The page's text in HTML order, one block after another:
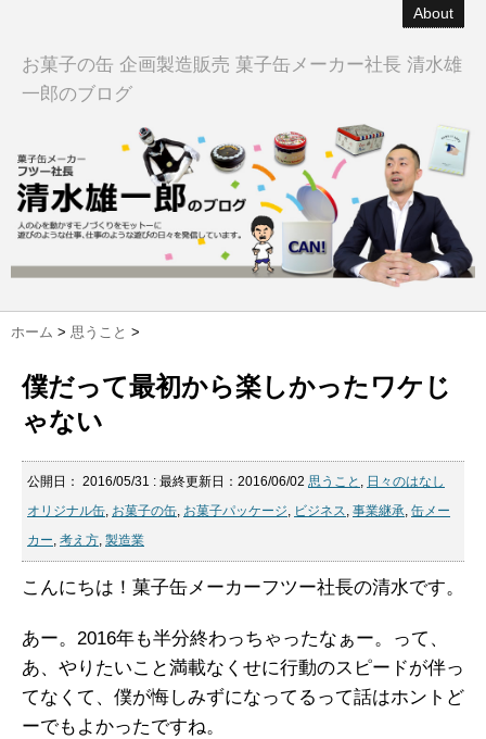
About
お菓子の缶 企画製造販売 菓子缶メーカー社長 清水雄
一郎のブログ
ホーム > 思うこと >
僕だって最初から楽しかったワケじ
ゃない
公開日： 2016/05/31 : 最終更新日：2016/06/02 思うこと , 日々のはなし
オリジナル缶, お菓子の缶, お菓子パッケージ, ビジネス, 事業継承, 缶メー
カー, 考え方, 製造業
こんにちは！菓子缶メーカーフツー社長の清水です。
あー。2016年も半分終わっちゃったなぁー。って、
あ、やりたいこと満載なくせに行動のスピードが伴っ
てなくて、僕が悔しみずになってるって話はホントど
ーでもよかったですね。